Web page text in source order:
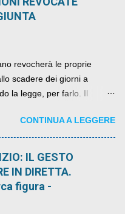
revocherà le proprie
scadere dei giorni a
la legge, per farlo. Il
il contrario.
CONTINUA A LEGGERE
IL GESTO
IN DIRETTA.
figura -